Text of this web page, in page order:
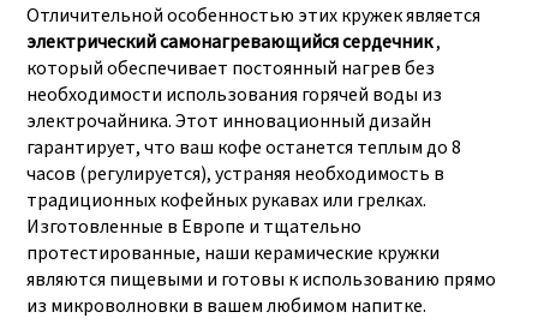
Отличительной особенностью этих кружек является
электрический самонагревающийся сердечник,
который обеспечивает постоянный нагрев без
необходимости использования горячей воды из
электрочайника. Этот инновационный дизайн
гарантирует, что ваш кофе останется теплым до 8
часов (регулируется), устраняя необходимость в
традиционных кофейных рукавах или грелках.
Изготовленные в Европе и тщательно
протестированные, наши керамические кружки
являются пищевыми и готовы к использованию прямо
из микроволновки в вашем любимом напитке.